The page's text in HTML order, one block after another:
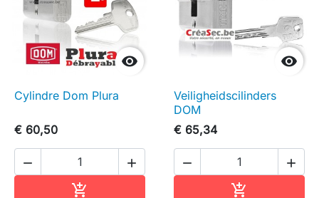

Cylindre Dom Plura
€ 60,50
 


Veiligheidscilinders
DOM
€ 65,34
 
